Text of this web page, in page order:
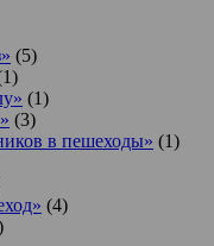
(5)
(1)
(3)
в пешеходы» (1)
(4)